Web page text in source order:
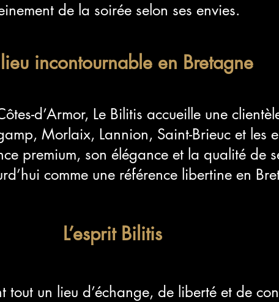
de la soirée selon ses envies.
incontournable en Bretagne
d’Armor, Le Bilitis accueille une
Morlaix, Lannion, Saint-Brieuc et les
premium, son élégance et la qualité de
comme une référence libertine en
L’esprit Bilitis
tout un lieu d’échange, de liberté et de